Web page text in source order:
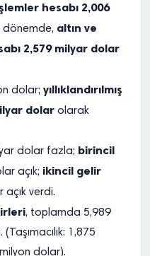
hesabı 2,006
dönemde, altın ve
2,579 milyar dolar
dolar; yıllıklandırılmış
dolar olarak
dolar fazla; birincil
açık; ikincil gelir
verdi.
, toplamda 5,989
1,875
dolar).